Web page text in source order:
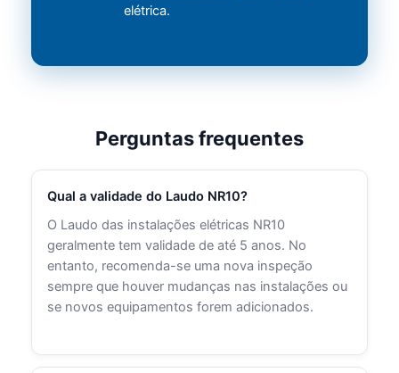
elétrica.
Perguntas frequentes
Qual a validade do Laudo NR10?
O Laudo das instalações elétricas NR10
geralmente tem validade de até 5 anos. No
entanto, recomenda-se uma nova inspeção
sempre que houver mudanças nas instalações ou
se novos equipamentos forem adicionados.